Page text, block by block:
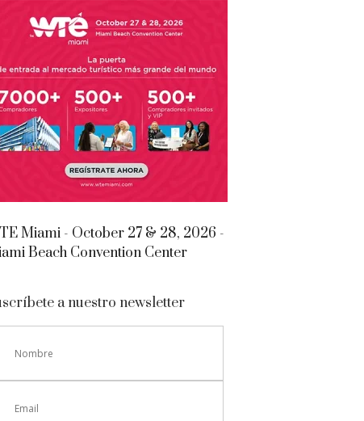
Miami - October 27 & 28, 2026 -
Beach Convention Center
a nuestro newsletter